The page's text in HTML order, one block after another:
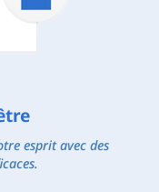
esprit avec des